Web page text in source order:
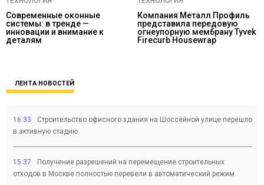
Современные оконные
системы: в тренде —
инновации и внимание к
деталям
Компания Металл Профиль
представила передовую
огнеупорную мембрану Tyvek
Firecurb Housewrap
ЛЕНТА НОВОСТЕЙ
16:33
Строительство офисного здания на Шоссейной улице перешло
в активную стадию
15:37
Получение разрешений на перемещение строительных
отходов в Москве полностью перевели в автоматический режим